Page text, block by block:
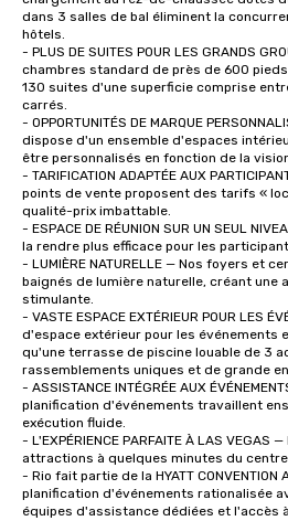
dans 3 salles de bal éliminent la
hôtels.
- PLUS DE SUITES POUR LES GRANDS
chambres standard de près de 600
130 suites d'une superficie comprise
carrés.
- OPPORTUNITÉS DE MARQUE
dispose d'un ensemble d'espaces
être personnalisés en fonction de la
- TARIFICATION ADAPTÉE AUX
points de vente proposent des tarifs «
qualité-prix imbattable.
- ESPACE DE RÉUNION SUR UN SEUL
la rendre plus efficace pour les
- LUMIÈRE NATURELLE — Nos foyers et
baignés de lumière naturelle, créant une
stimulante.
- VASTE ESPACE EXTÉRIEUR POUR LES
d'espace extérieur pour les événements
qu'une terrasse de piscine louable de 3
rassemblements uniques et de grande
- ASSISTANCE INTÉGRÉE AUX
planification d'événements travaillent
exécution fluide.
- L'EXPÉRIENCE PARFAITE À LAS
attractions à quelques minutes du
- Rio fait partie de la HYATT CONVENTION
planification d'événements rationalisée
équipes d'assistance dédiées et l'accès